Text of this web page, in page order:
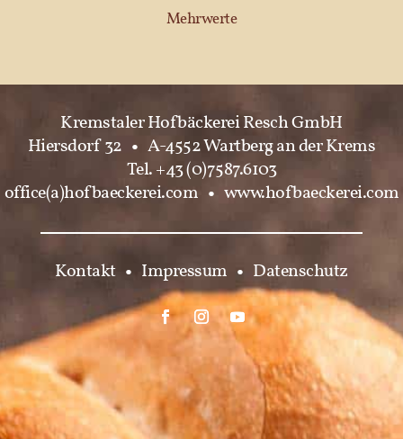
Mehrwerte
Kremstaler Hofbäckerei Resch GmbH
Hiersdorf 32 • A-4552 Wartberg an der Krems
Tel. +43 (0)7587.6103
office(a)hofbaeckerei.com • www.hofbaeckerei.com
Kontakt • Impressum • Datenschutz